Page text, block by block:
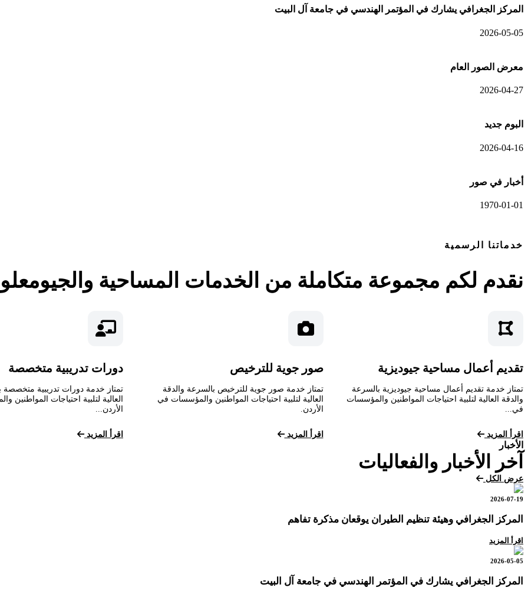
المركز الجغرافي يشارك في المؤتمر الهندسي في جامعة آل البيت
2026-05-05
معرض الصور العام
2026-04-27
البوم جديد
2026-04-16
أخبار في صور
1970-01-01
خدماتنا الرسمية
نقدم لكم مجموعة متكاملة من الخدمات المساحية
تقديم أعمال مساحية جيوديزية
تمتاز خدمة تقديم أعمال مساحية جيوديزية بالسرعة
والدقة العالية لتلبية احتياجات المواطنين والمؤسسات
في...
اقرأ المزيد
صور جوية للترخيص
تمتاز خدمة صور جوية للترخيص بالسرعة والدقة
العالية لتلبية احتياجات المواطنين والمؤسسات في
الأردن.
اقرأ المزيد
دورات تدريبية متخصصة
تمتاز خدمة دورات تدريبية متخصصة
العالية لتلبية احتياجات المواطنين
الأردن...
اقرأ المزيد
الأخبار
آخر الأخبار والفعاليات
عرض الكل
2026-07-19
المركز الجغرافي وهيئة تنظيم الطيران يوقعان مذكرة تفاهم
اقرأ المزيد
2026-05-05
المركز الجغرافي يشارك في المؤتمر الهندسي في جامعة آل البيت